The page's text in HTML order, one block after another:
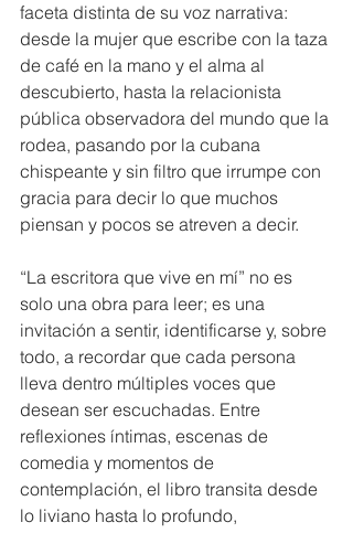
faceta distinta de su voz narrativa:
desde la mujer que escribe con la taza
de café en la mano y el alma al
descubierto, hasta la relacionista
pública observadora del mundo que la
rodea, pasando por la cubana
chispeante y sin filtro que irrumpe con
gracia para decir lo que muchos
piensan y pocos se atreven a decir.
“La escritora que vive en mí” no es
solo una obra para leer; es una
invitación a sentir, identificarse y, sobre
todo, a recordar que cada persona
lleva dentro múltiples voces que
desean ser escuchadas. Entre
reflexiones íntimas, escenas de
comedia y momentos de
contemplación, el libro transita desde
lo liviano hasta lo profundo,